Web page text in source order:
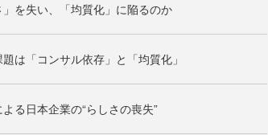
を失い、「均質化」に陥るのか
は「コンサル依存」と「均質化」
る日本企業の“らしさの喪失”